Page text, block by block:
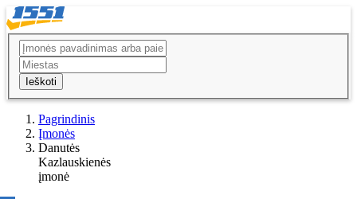
Ieškoti
Pagrindinis
Įmonės
Danutės
Kazlauskienės
įmonė